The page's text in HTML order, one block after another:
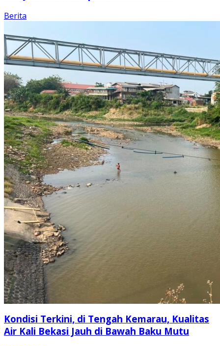
Berita
Kondisi Terkini, di Tengah Kemarau, Kualitas
Air Kali Bekasi Jauh di Bawah Baku Mutu